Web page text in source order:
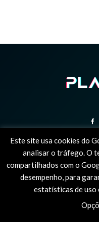
SOBRE NÓS ESTATUTO
© 2025 PlayHype, o único site
imagens e vídeos são
Este site usa cookies do
analisar o tráfego. O
compartilhados com o
desempenho, para
estatísticas de uso